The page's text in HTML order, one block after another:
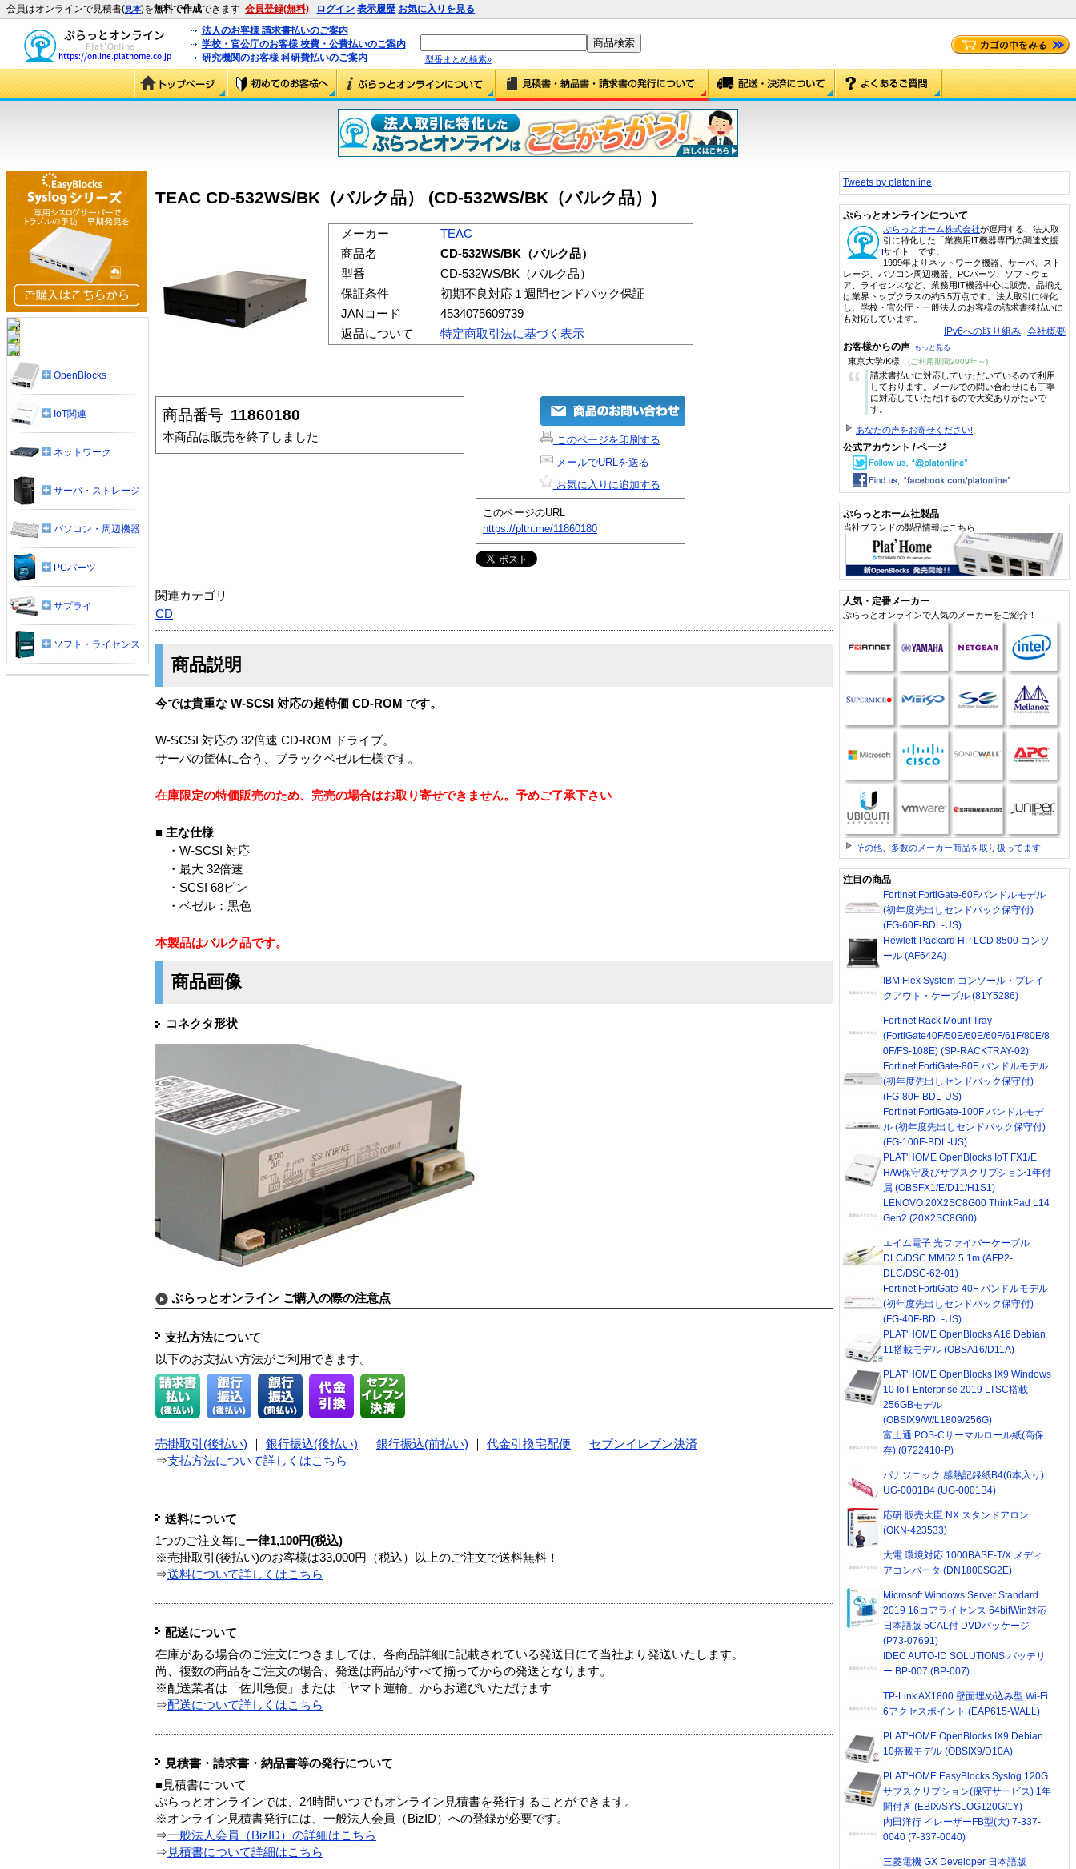
会員はオンラインで見積書(見本)を無料で作成できます 会員登録(無料) ログイン 表示履歴 お気に入りを見る
法人のお客様 請求書払いのご案内
学校・官公庁のお客様 校費・公費払いのご案内
研究機関のお客様 科研費払いのご案内
型番まとめ検索»
TEAC CD-532WS/BK（バルク品） (CD-532WS/BK（バルク品）)
メーカー
TEAC
商品名
CD-532WS/BK（バルク品）
型番
CD-532WS/BK（バルク品）
保証条件
初期不良対応１週間センドバック保証
JANコード
4534075609739
返品について
特定商取引法に基づく表示
商品番号 11860180
本商品は販売を終了しました
このページを印刷する
メールでURLを送る
お気に入りに追加する
このページのURL
https://plth.me/11860180
関連カテゴリ
CD
商品説明
今では貴重な W-SCSI 対応の超特価 CD-ROM です。
W-SCSI 対応の 32倍速 CD-ROM ドライブ。
サーバの筐体に合う、ブラックベゼル仕様です。
在庫限定の特価販売のため、完売の場合はお取り寄せできません。予めご了承下さい
■ 主な仕様
・W-SCSI 対応
・最大 32倍速
・SCSI 68ピン
・ベゼル：黒色
本製品はバルク品です。
商品画像
コネクタ形状
ぷらっとオンライン ご購入の際の注意点
支払方法について
以下のお支払い方法がご利用できます。
売掛取引(後払い) 銀行振込(後払い) 銀行振込(前払い) 代金引換宅配便
セブンイレブン決済
⇒支払方法について詳しくはこちら
送料について
1つのご注文毎に一律1,100円(税込)
※売掛取引(後払い)のお客様は33,000円（税込）以上のご注文で送料無料！
⇒送料について詳しくはこちら
配送について
在庫がある場合のご注文につきましては、各商品詳細に記載されている発送日にて当社より発送いたします。
尚、複数の商品をご注文の場合、発送は商品がすべて揃ってからの発送となります。
※配送業者は「佐川急便」または「ヤマト運輸」からお選びいただけます
⇒配送について詳しくはこちら
見積書・請求書・納品書等の発行について
■見積書について
ぷらっとオンラインでは、24時間いつでもオンライン見積書を発行することができます。
※オンライン見積書発行には、一般法人会員（BizID）への登録が必要です。
⇒一般法人会員（BizID）の詳細はこちら
⇒ 見積書について詳細はこちら
OpenBlocks
IoT関連
ネットワーク
サーバ・ストレージ
パソコン・周辺機器
PCパーツ
サプライ
ソフト・ライセンス
Tweets by platonline
ぷらっとオンラインについて
ぷらっとホーム株式会社が運用する、法人取
引に特化した「業務用IT機器専門の調達支援
サイト」です。
1999年よりネットワーク機器、サーバ、スト
レージ、パソコン周辺機器、PCパーツ、ソフトウェ
ア、ライセンスなど、業務用IT機器中心に販売。品揃え
は業界トップクラスの約5.5万点です。法人取引に特化
し、学校・官公庁・一般法人のお客様の請求書後払いに
も対応しています。
IPv6への取り組み 会社概要
お客様からの声 もっと見る
東京大学/K様 (ご利用期間2009年～)
“
請求書払いに対応していただいているので利用
しております。メールでの問い合わせにも丁寧
に対応していただけるので大変ありがたいで
す。
あなたの声をお寄せください!
公式アカウント / ページ
ぷらっとホーム社製品
当社ブランドの製品情報はこちら
人気・定番メーカー
ぷらっとオンラインで人気のメーカーをご紹介！
その他、多数のメーカー商品を取り扱ってます
注目の商品
Fortinet FortiGate-60Fバンドルモデル
(初年度先出しセンドバック保守付)
(FG-60F-BDL-US)
Hewlett-Packard HP LCD 8500 コンソ
ール (AF642A)
IBM Flex System コンソール・ブレイ
クアウト・ケーブル (81Y5286)
Fortinet Rack Mount Tray
(FortiGate40F/50E/60E/60F/61F/80E/8
0F/FS-108E) (SP-RACKTRAY-02)
Fortinet FortiGate-80F バンドルモデル
(初年度先出しセンドバック保守付)
(FG-80F-BDL-US)
Fortinet FortiGate-100F バンドルモデ
ル (初年度先出しセンドバック保守付)
(FG-100F-BDL-US)
PLAT'HOME OpenBlocks IoT FX1/E
H/W保守及びサブスクリプション1年付
属 (OBSFX1/E/D11/H1S1)
LENOVO 20X2SC8G00 ThinkPad L14
Gen2 (20X2SC8G00)
エイム電子 光ファイバーケーブル
DLC/DSC MM62.5 1m (AFP2-
DLC/DSC-62-01)
Fortinet FortiGate-40F バンドルモデル
(初年度先出しセンドバック保守付)
(FG-40F-BDL-US)
PLAT'HOME OpenBlocks A16 Debian
11搭載モデル (OBSA16/D11A)
PLAT'HOME OpenBlocks IX9 Windows
10 IoT Enterprise 2019 LTSC搭載
256GBモデル
(OBSIX9/W/L1809/256G)
富士通 POS-Cサーマルロール紙(高保
存) (0722410-P)
パナソニック 感熱記録紙B4(6本入り)
UG-0001B4 (UG-0001B4)
応研 販売大臣 NX スタンドアロン
(OKN-423533)
大電 環境対応 1000BASE-T/X メディ
アコンバータ (DN1800SG2E)
Microsoft Windows Server Standard
2019 16コアライセンス 64bitWin対応
日本語版 5CAL付 DVDパッケージ
(P73-07691)
IDEC AUTO-ID SOLUTIONS バッテリ
ー BP-007 (BP-007)
TP-Link AX1800 壁面埋め込み型 Wi-Fi
6アクセスポイント (EAP615-WALL)
PLAT'HOME OpenBlocks IX9 Debian
10搭載モデル (OBSIX9/D10A)
PLAT'HOME EasyBlocks Syslog 120G
サブスクリプション(保守サービス) 1年
間付き (EBIX/SYSLOG120G/1Y)
内田洋行 イレーザーFB型(大) 7-337-
0040 (7-337-0040)
三菱電機 GX Developer 日本語版